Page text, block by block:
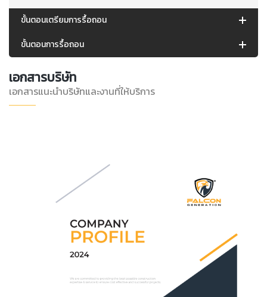
ขั้นตอนเตรียมการรื้อถอน
ขั้นตอนการรื้อถอน
เอกสารบริษัท
เอกสารแนะนำบริษัทและงานที่ให้บริการ